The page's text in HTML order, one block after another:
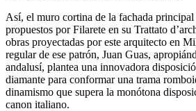
Así, el muro cortina de la fachada
propuestos por Filarete en su Trattato
obras proyectadas por este arquitecto en
regular de ese patrón, Juan Guas,
andalusí, plantea una innovadora
diamante para conformar una trama
dinamismo que supera la monótona
canon italiano.